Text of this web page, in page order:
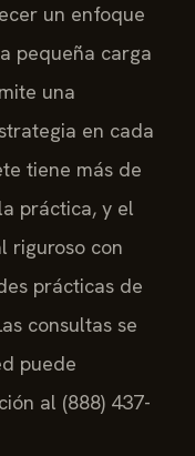
un enfoque
pequeña carga
una
en cada
tiene más de
práctica, y el
riguroso con
prácticas de
consultas se
puede
al (888) 437-